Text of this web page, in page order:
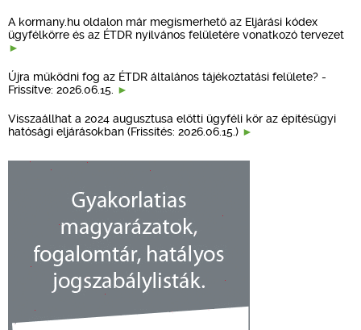
A kormany.hu oldalon már megismerhető az Eljárási kódex
ügyfélkörre és az ÉTDR nyilvános felületére vonatkozó tervezet
Újra működni fog az ÉTDR általános tájékoztatási felülete? -
Frissítve: 2026.06.15.
Visszaállhat a 2024 augusztusa előtti ügyféli kör az építésügyi
hatósági eljárásokban (Frissítés: 2026.06.15.)